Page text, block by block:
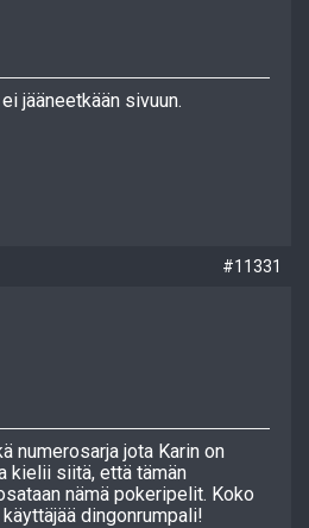
jääneetkään sivuun.
#11331
numerosarja jota Karin on
kielii siitä, että tämän
nämä pokeripelit. Koko
dingonrumpali!